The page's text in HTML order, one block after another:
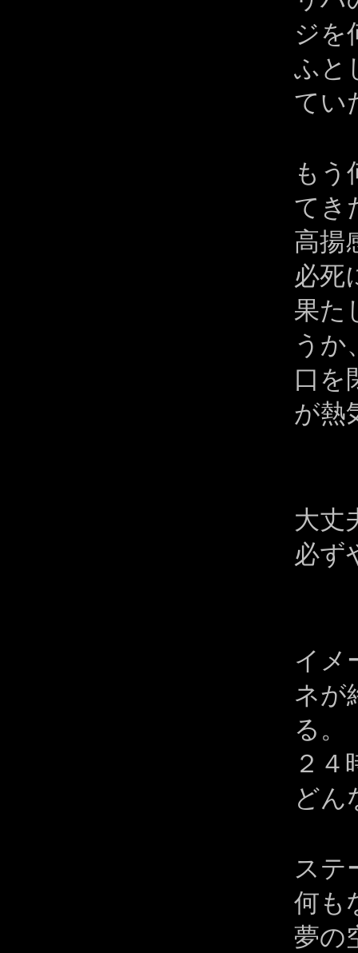
ジを
ふと
てい
もう
てき
高揚
必死
果た
うか
口を
が熱
大丈
必ず
イメ
ネが
る。
２４
どん
ステ
何も
夢の